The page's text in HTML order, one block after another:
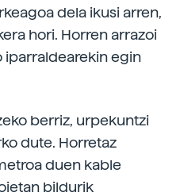
dela ikusi arren,
hori. Horren arrazoi
iparraldearekin egin
berriz, urpekuntzi
dute. Horretaz
duen kable
bildurik